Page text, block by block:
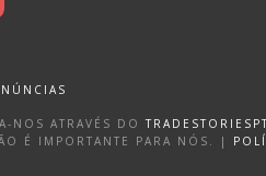
NOS ATRAVÉS DO
É IMPORTANTE PARA NÓS. |